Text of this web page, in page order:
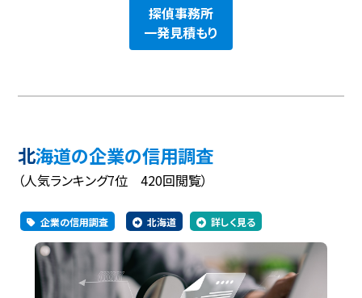
探偵事務所
一発見積もり
北海道の企業の信用調査
（人気ランキング7位 420回閲覧）
企業の信用調査 北海道 詳しく見る